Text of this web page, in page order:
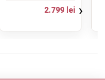
2.799 lei ›